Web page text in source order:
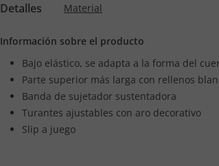
Detalles Material
Información sobre el producto
Bajo elástico, se adapta a la forma del
Parte superior más larga con rellenos
Banda de sujetador sustentadora
Turantes ajustables con aro decorativo
Slip a juego